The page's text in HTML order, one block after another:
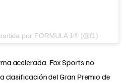
por FORMULA 1® (@f1)
acelerada. Fox Sports no
clasificación del Gran Premio de